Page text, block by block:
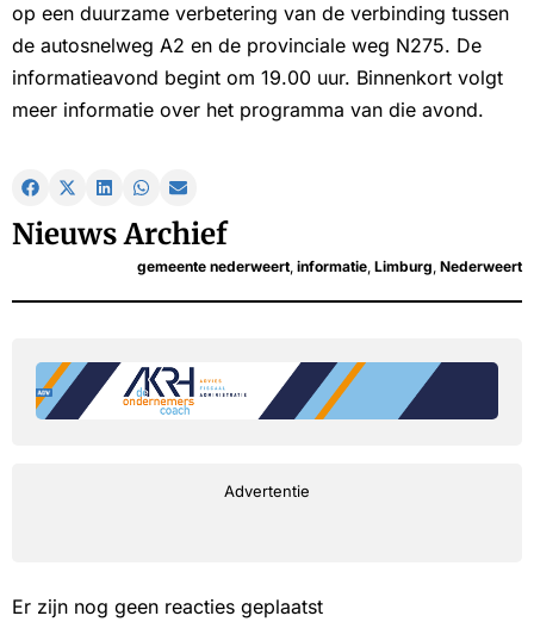
op een duurzame verbetering van de verbinding tussen
de autosnelweg A2 en de provinciale weg N275. De
informatieavond begint om 19.00 uur. Binnenkort volgt
meer informatie over het programma van die avond.
Nieuws Archief
gemeente nederweert, informatie, Limburg, Nederweert
Advertentie
Er zijn nog geen reacties geplaatst